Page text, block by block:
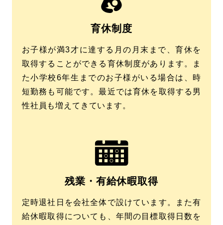
育休制度
お子様が満3才に達する月の月末まで、育休を
取得することができる育休制度があります。ま
た小学校6年生までのお子様がいる場合は、時
短勤務も可能です。最近では育休を取得する男
性社員も増えてきています。
残業・有給休暇取得
定時退社日を会社全体で設けています。また有
給休暇取得についても、年間の目標取得日数を